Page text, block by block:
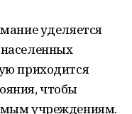
уделяется
приходится
чтобы
учреждениям.